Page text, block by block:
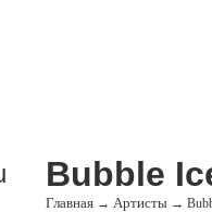
Bubble
Главная → Артисты →